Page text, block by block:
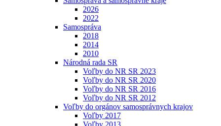
2026
2022
Samospráva
2018
2014
2010
Národná rada SR
Voľby do NR SR 2023
Voľby do NR SR 2020
Voľby do NR SR 2016
Voľby do NR SR 2012
Voľby do orgánov samosprávnych krajov
Voľby 2017
Voľby 2013